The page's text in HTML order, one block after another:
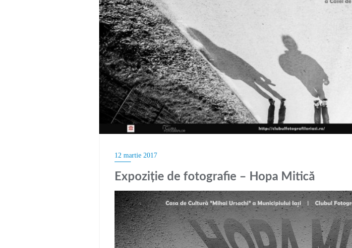
12 martie 2017
Expoziție de fotografie – Hopa Mitică